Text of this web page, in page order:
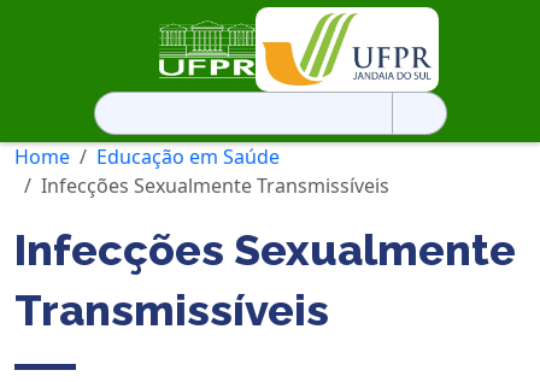
Pesquisar
por:
Home
Educação em Saúde
Infecções Sexualmente Transmissíveis
Infecções Sexualmente
Transmissíveis